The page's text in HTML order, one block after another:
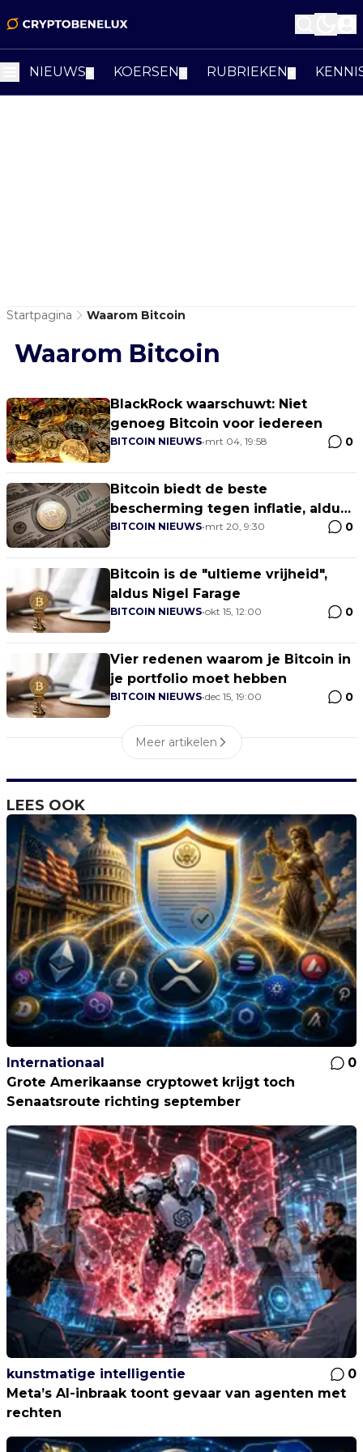
NIEUWS KOERSEN RUBRIEKEN
Startpagina Waarom Bitcoin
Waarom Bitcoin
BlackRock waarschuwt: Niet
genoeg Bitcoin voor iedereen
BITCOIN NIEUWS•mrt 04, 19:58 0
Bitcoin biedt de beste
bescherming tegen inflatie, aldus
Anthony Pompliano
BITCOIN NIEUWS•mrt 20, 9:30 0
Bitcoin is de "ultieme vrijheid",
aldus Nigel Farage
BITCOIN NIEUWS•okt 15, 12:00 0
Vier redenen waarom je Bitcoin in
je portfolio moet hebben
BITCOIN NIEUWS•dec 15, 19:00 0
Meer artikelen
LEES OOK
Internationaal
0
Grote Amerikaanse cryptowet krijgt toch
Senaatsroute richting september
kunstmatige intelligentie
0
Meta’s AI-inbraak toont gevaar van agenten met
rechten